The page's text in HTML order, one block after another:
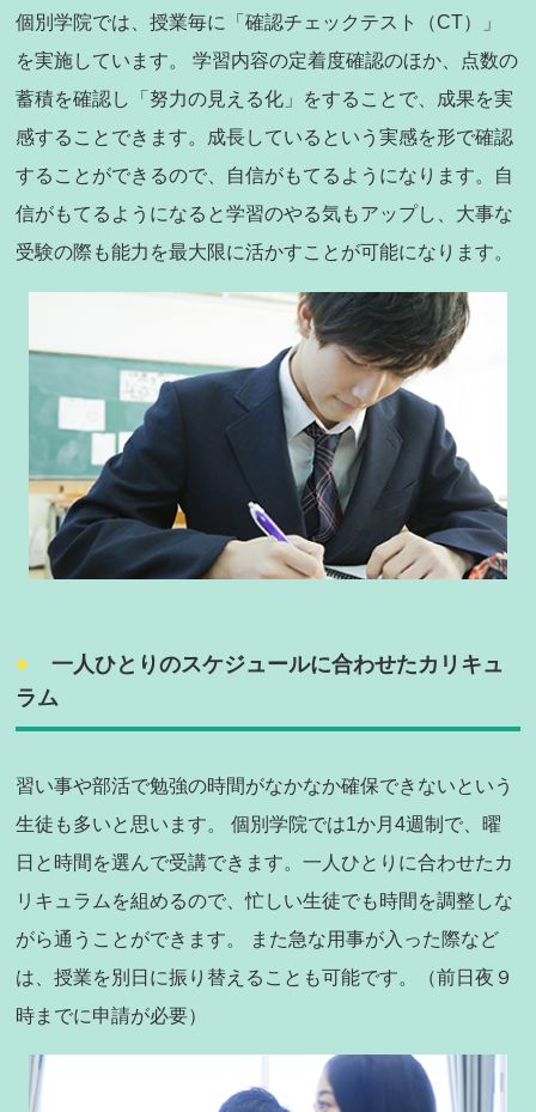
個別学院では、授業毎に「確認チェックテスト（CT）」
を実施しています。 学習内容の定着度確認のほか、点数の
蓄積を確認し「努力の見える化」をすることで、成果を実
感することできます。成長しているという実感を形で確認
することができるので、自信がもてるようになります。自
信がもてるようになると学習のやる気もアップし、大事な
受験の際も能力を最大限に活かすことが可能になります。
一人ひとりのスケジュールに合わせたカリキュ
ラム
習い事や部活で勉強の時間がなかなか確保できないという
生徒も多いと思います。 個別学院では1か月4週制で、曜
日と時間を選んで受講できます。一人ひとりに合わせたカ
リキュラムを組めるので、忙しい生徒でも時間を調整しな
がら通うことができます。 また急な用事が入った際など
は、授業を別日に振り替えることも可能です。（前日夜９
時までに申請が必要）